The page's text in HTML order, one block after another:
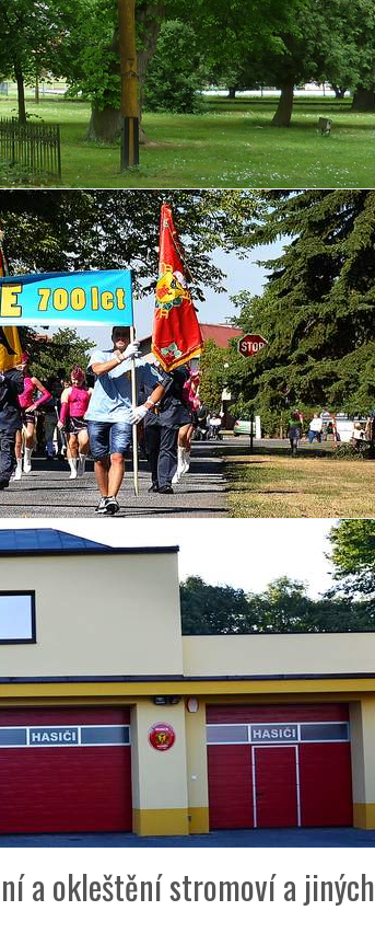
a okleštění stromoví a jiných